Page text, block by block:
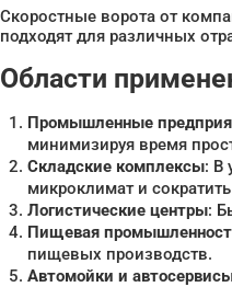
Скоростные ворота от
подходят для различных
Области
Промышленные
минимизируя время
Складские комплексы: В
микроклимат и
Логистические центры:
Пищевая
пищевых производств.
Автомойки и